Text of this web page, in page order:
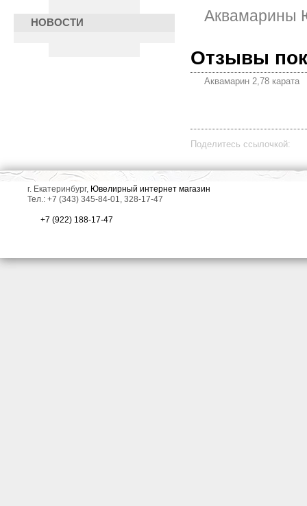
НОВОСТИ Аквамарины
Отзывы
Аквамарин 2,78 карата
Поделитесь ссылочкой:
г. Екатеринбург, Ювелирный интернет магазин
Тел.: +7 (343) 345-84-01, 328-17-47
+7 (922) 188-17-47